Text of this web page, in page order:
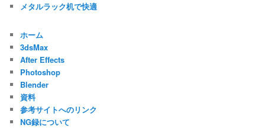
メタルラック机で快適
ホーム
3dsMax
After Effects
Photoshop
Blender
資料
参考サイトへのリンク
NG録について